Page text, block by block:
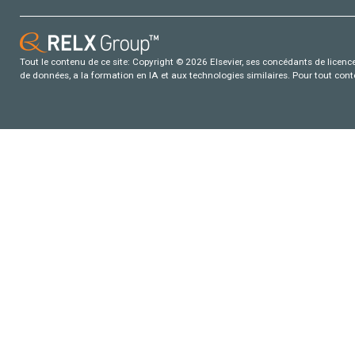
Tout le contenu de ce site: Copyright © 2026 Elsevier, ses concédants de
de données, a la formation en IA et aux technologies similaires. Pour tout